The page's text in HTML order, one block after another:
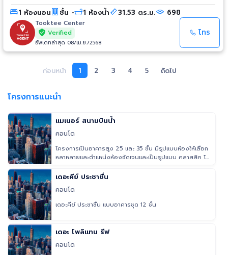
พยาบาลเลอลักษณ์ - ซีเจ วัดกำแพง - บิ๊กซี ติวานนท์ - ท่าน้ำนนท์
1 ห้องนอน ชั้น - 1 ห้องน้ำ 31.53 ตร.ม. 698
Tooktee Center
Verified
อัพเดทล่าสุด 08/เม.ย./2568
โทร
ก่อนหน้า 1 2 3 4 5 ถัดไป
โครงการแนะนำ
แมเนอร์ สนามบินน้ำ
คอนโด
โครงการเป็นอาคารสูง 25 และ 35 ชั้น มีรูปแบบห้องให้เลือก
หลาหลายและตำแหน่งห้องชัดเจนและเป็นรูปแบบ คลาสสิค โค
เดอะคีย์ ประชาชื่น
คอนโด
เดอะคีย์ ประชาชื่น แบบอาคารชุด 12 ชั้น
เดอะ โพลิแทน รีฟ
คอนโด